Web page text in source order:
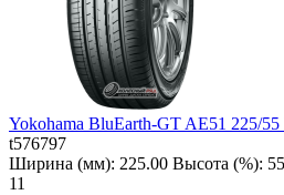
Yokohama BluEarth-GT AE51 225/
t576797
Ширина (мм): 225.00 Высота (%):
11